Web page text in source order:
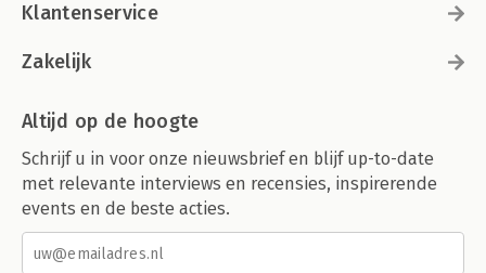
Klantenservice
Zakelijk
Altijd op de hoogte
Schrijf u in voor onze nieuwsbrief en blijf up-to-date
met relevante interviews en recensies, inspirerende
events en de beste acties.